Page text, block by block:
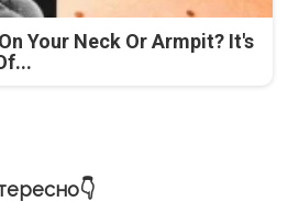
Your Neck Or Armpit? It's